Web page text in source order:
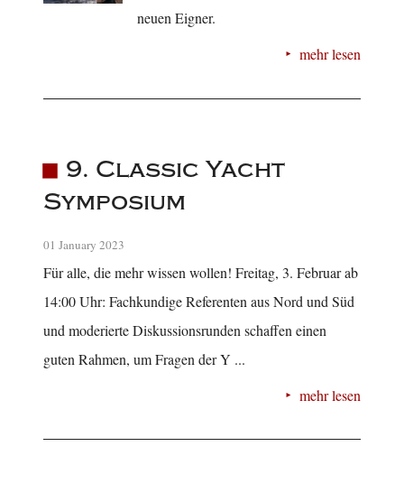
neuen Eigner.
mehr lesen
9. Classic Yacht
Symposium
01 January 2023
Für alle, die mehr wissen wollen! Freitag, 3. Februar ab
14:00 Uhr: Fachkundige Referenten aus Nord und Süd
und moderierte Diskussionsrunden schaffen einen
guten Rahmen, um Fragen der Y ...
mehr lesen